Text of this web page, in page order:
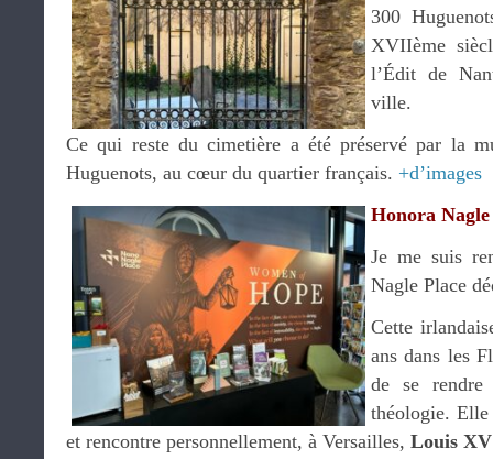
300
XVIIème
l’Édit de
ville.
Ce qui reste du cimetière a été préservé par la
Huguenots, au cœur du quartier français. +d’images
Honora Nagle
Je me suis
Nagle Place
Cette
ans dans les
de se
théologie.
et rencontre personnellement, à Versailles, Louis XV